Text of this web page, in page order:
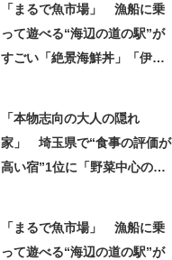
「まるで魚市場」 漁船に乗
って遊べる“海辺の道の駅”が
すごい「絶景海鮮丼」「伊勢
「本物志向の大人の隠れ
家」 埼玉県で“食事の評価が
高い宿”1位に「野菜中心の料
「まるで魚市場」 漁船に乗
って遊べる“海辺の道の駅”が